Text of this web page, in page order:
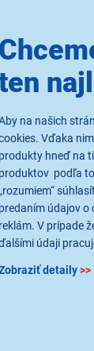
na našich
Vďaka
produkty hneď na
produktov podľa
„rozumiem“
predaním údajov o
reklám. V prípade
údaji
detaily>>
cenia
horákov:
väčšieho
po
ak
a
doskách s
dosiahnete